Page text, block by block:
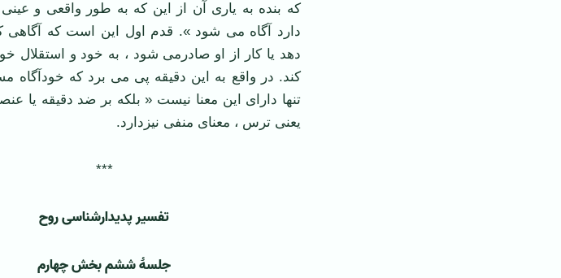
كه بنده به یاری آن از این كه به ‌طور واقعی و
دارد آگاه می‌ شود ». قدم اول این است كه آگاهی
‌دهد یا کار از او صادرمی شود ، به خود و استقلال
‌كند. در واقع به این دقیقه پی می برد که
تنها دارای این معنا نیست « بلكه بر ضد دقیقه یا
یعنی ترس ، معنای منفی نیزدارد.
***
تفسیر پدیدارشناسی روح
جلسۀ ششم بخش چهارم